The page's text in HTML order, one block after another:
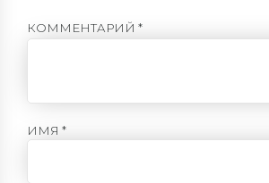
КОММЕНТАРИЙ *
ИМЯ *